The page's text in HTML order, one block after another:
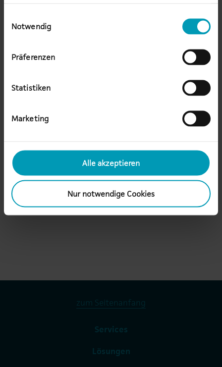
Notwendig
Präferenzen
Statistiken
Marketing
Alle akzeptieren
Nur notwendige Cookies
alina.hoeppner(at)au.de
zum Seitenanfang
Services
Lösungen